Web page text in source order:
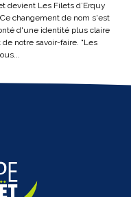
devient Les Filets d’Erquy
changement de nom s'est
d'une identité plus claire
notre savoir-faire. "Les